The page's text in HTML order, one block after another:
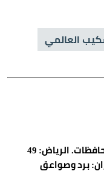
العالمي
مكة: رياح في 4 محافظات. الرياض: 49
برد وصواعق